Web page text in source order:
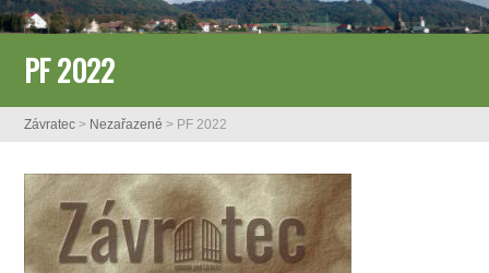
PF 2022
Závratec > Nezařazené > PF 2022